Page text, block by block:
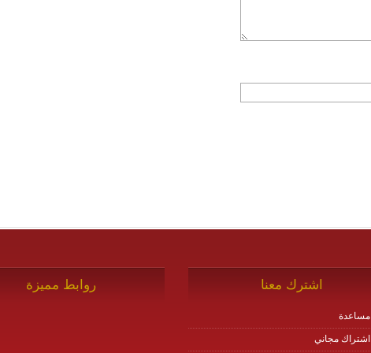
اشترك معنا
مساعدة
اشتراك مجاني
روابط مميزة